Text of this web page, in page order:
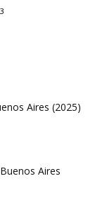
Aires (2025)
Aires